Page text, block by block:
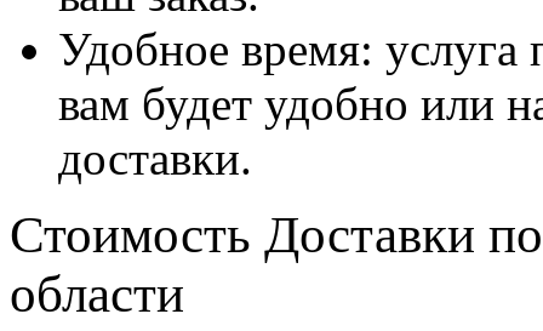
Удобное время: услуга
вам будет удобно или
доставки.
Стоимость Доставки
области